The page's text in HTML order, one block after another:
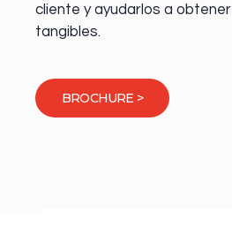
cliente y ayudarlos a
tangibles.
BROCHURE >